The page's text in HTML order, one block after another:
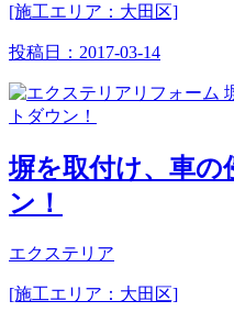
[施工エリア：大田区]
投稿日： 2017-03-14
塀を取付け、車の
ン！
エクステリア
[施工エリア：大田区]